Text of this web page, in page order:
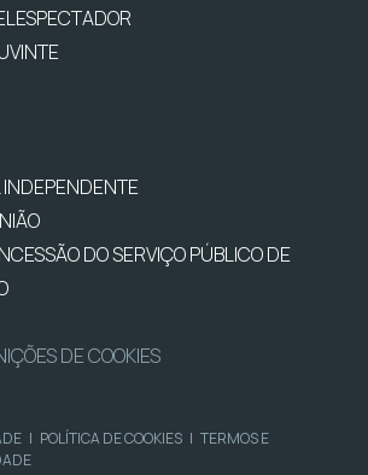
DO SERVIÇO PÚBLICO DE
DE COOKIES
| POLÍTICA DE COOKIES | TERMOS E